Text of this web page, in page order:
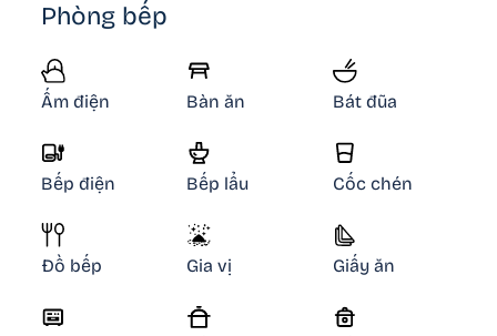
Phòng bếp
Ấm điện Bàn ăn Bát đũa
Bếp điện Bếp lẩu Cốc chén
Đồ bếp Gia vị Giấy ăn